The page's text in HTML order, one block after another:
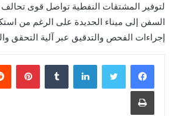
لتوفير المشتقات النفطية تواصل قوى
السفن إلى ميناء الحديدة على الرغم من
إجراءات الفحص والتدقيق عبر آلية التحقق
لينكدإن بينتيريست